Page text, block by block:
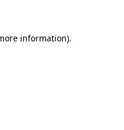
information).